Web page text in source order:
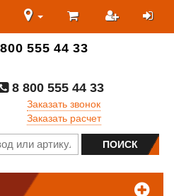
555 44 33
8 800 555 44 33
Заказать звонок
Заказать расчет